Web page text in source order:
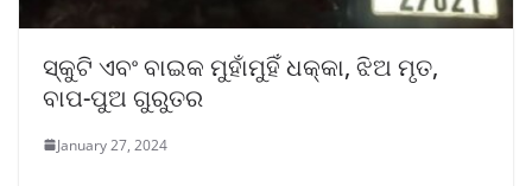
ସ୍କୁଟି ଏବଂ ବାଇକ ମୁହାଁମୁହିଁ ଧକ୍କା, ଝିଅ ମୃତ,
ବାପ-ପୁଅ ଗୁରୁତର
January 27, 2024